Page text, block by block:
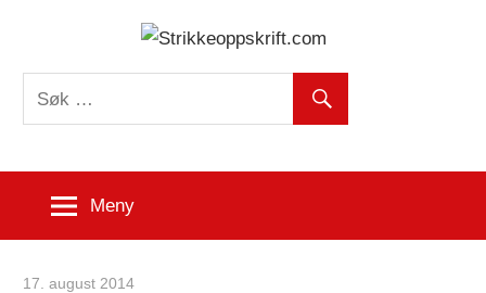
content
Meny
17. august 2014